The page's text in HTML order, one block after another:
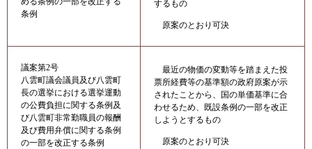
条例
するもの
原案のとおり可決
議案第2号
八雲町議会議員及び八雲町
長の選挙における選挙運動
の公費負担に関する条例及
び八雲町非常勤職員の報酬
及び費用弁償に関する条例
の一部を改正する条例
最近の物価の変動等を踏まえた投
票所経費等の基準額の政府原案が示
されたことから、国の単価基準に合
わせるため、既設条例の一部を改正
しようとするもの
原案のとおり可決